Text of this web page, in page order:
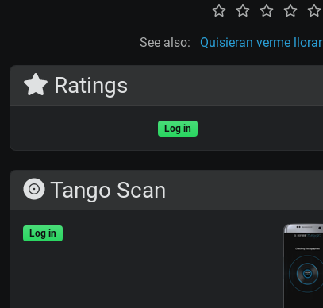
See also: Quisieran verme llorar
Ratings
Log in
Tango Scan
Log in